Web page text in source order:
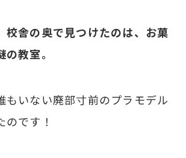
校舎の奥で見つけたのは、お菓
教室。
もいない廃部寸前のプラモデル
です！